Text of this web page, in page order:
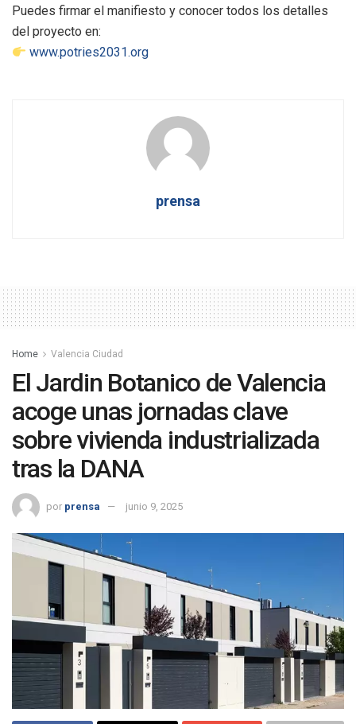
Puedes firmar el manifiesto y conocer todos los detalles
del proyecto en:
www.potries2031.org
prensa
Home Valencia Ciudad
El Jardin Botanico de Valencia
acoge unas jornadas clave
sobre vivienda industrializada
tras la DANA
por prensa junio 9, 2025